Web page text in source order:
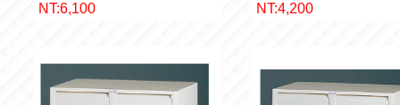
NT:6,100 NT:4,200